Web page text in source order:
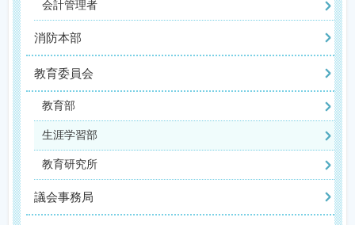
会計管理者
消防本部
教育委員会
教育部
生涯学習部
教育研究所
議会事務局